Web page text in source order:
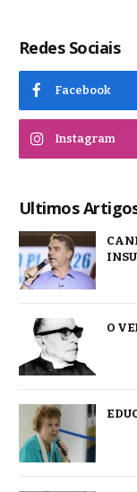
Redes Sociais
Facebook
Instagram
Ultimos
O